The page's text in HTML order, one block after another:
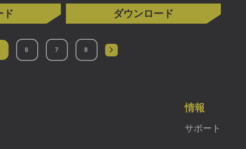
ド ダウンロード
6 7 8
情報
サポート